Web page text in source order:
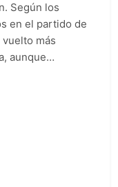
Según los
en el partido de
más
aunque…